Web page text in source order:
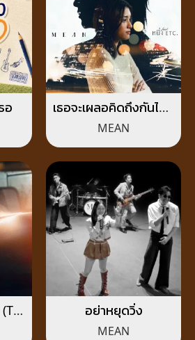
อ
เธอจะเผลอคิดถึงกันไหม
(To Miss You)
MEAN
อย่าหยุดวิ่ง
MEAN